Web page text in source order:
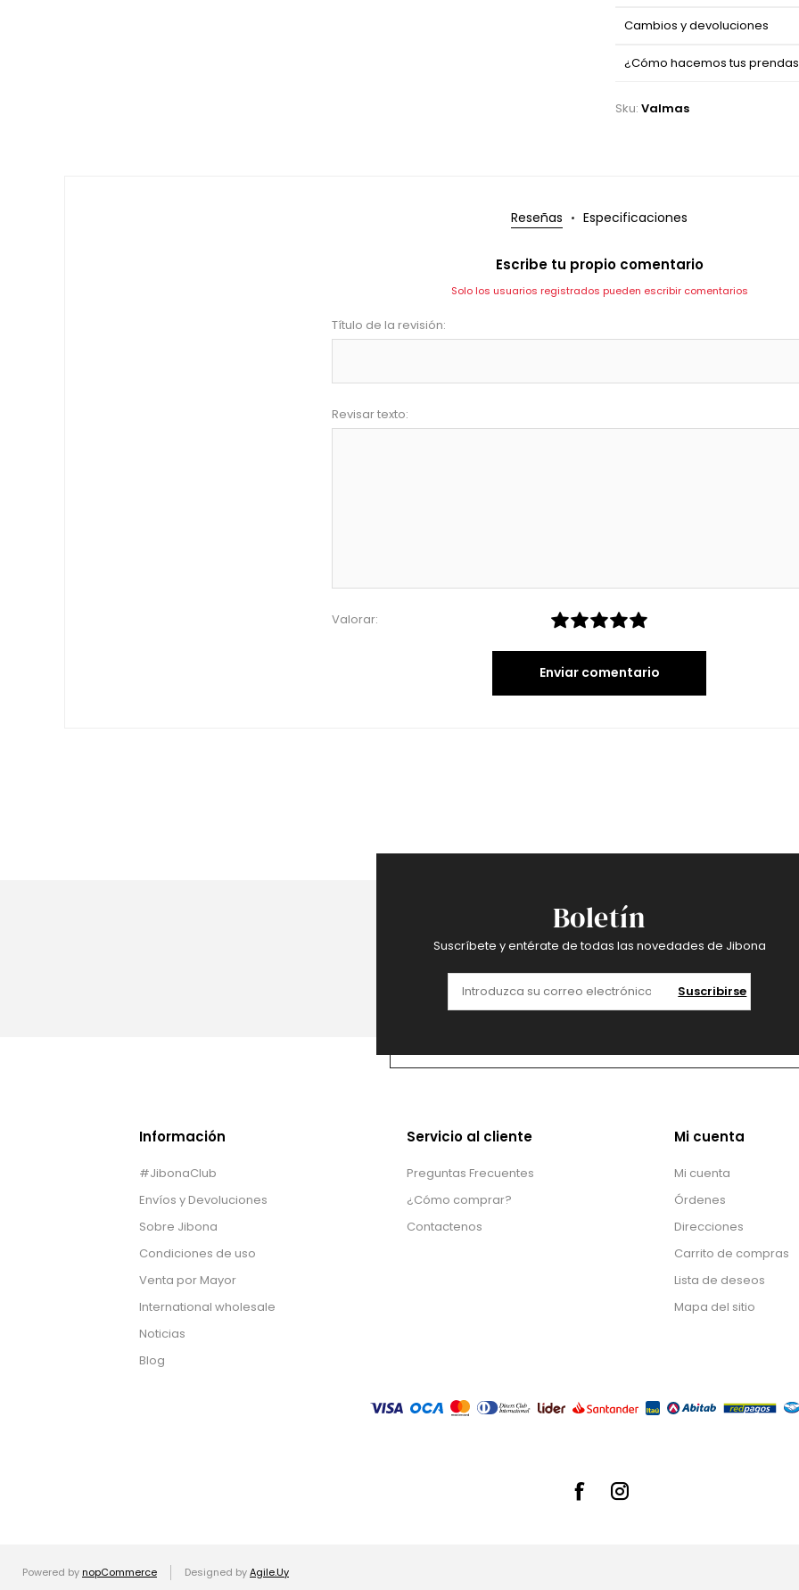
Cambios y devoluciones
¿Cómo hacemos tus
Sku: Valmas
Reseñas Especificaciones
Escribe tu propio comentario
Solo los usuarios registrados pueden escribir comentarios
Título de la revisión:
Revisar texto:
Valorar:
Enviar comentario
Boletín
Suscríbete y entérate de todas las novedades de Jibona
Suscribirse
Información
#JibonaClub
Envíos y Devoluciones
Sobre Jibona
Condiciones de uso
Venta por Mayor
International wholesale
Noticias
Blog
Servicio al cliente
Preguntas Frecuentes
¿Cómo comprar?
Contactenos
Mi cuenta
Mi cuenta
Órdenes
Direcciones
Carrito de compras
Lista de deseos
Mapa del sitio
Powered by nopCommerce Designed byAgile.Uy